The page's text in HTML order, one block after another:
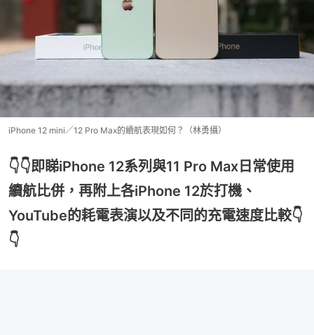
iPhone 12 mini／12 Pro Max的續航表現如何？（林勇攝）
👇👇即睇iPhone 12系列與11 Pro Max日常使用
續航比併，再附上各iPhone 12於打機、
YouTube的耗電表演以及不同的充電速度比較👇
👇